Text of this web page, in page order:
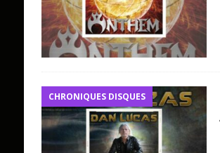
CHRONIQUES DISQUES